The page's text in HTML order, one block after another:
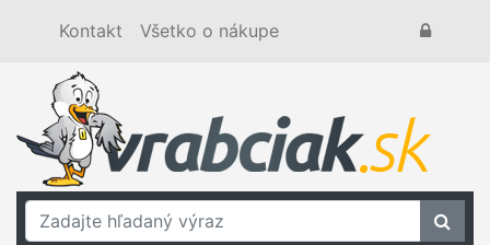
Kontakt Všetko o nákupe